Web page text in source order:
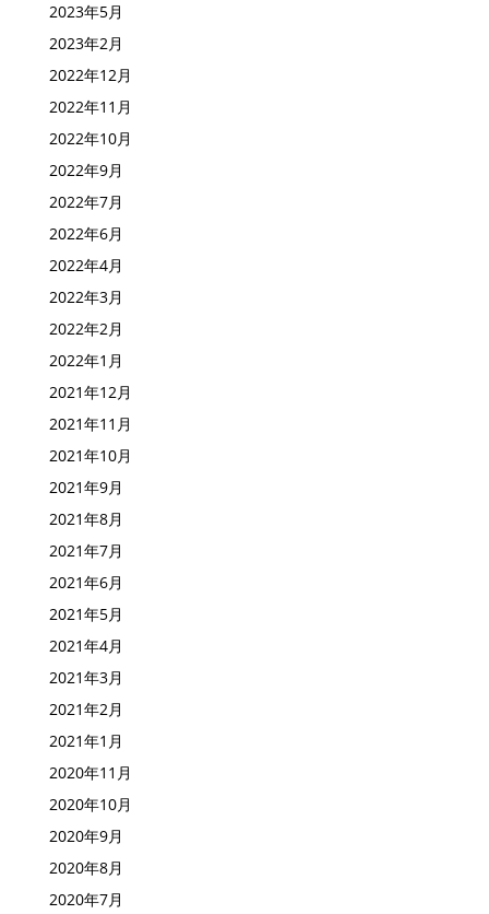
2023年5月
2023年2月
2022年12月
2022年11月
2022年10月
2022年9月
2022年7月
2022年6月
2022年4月
2022年3月
2022年2月
2022年1月
2021年12月
2021年11月
2021年10月
2021年9月
2021年8月
2021年7月
2021年6月
2021年5月
2021年4月
2021年3月
2021年2月
2021年1月
2020年11月
2020年10月
2020年9月
2020年8月
2020年7月